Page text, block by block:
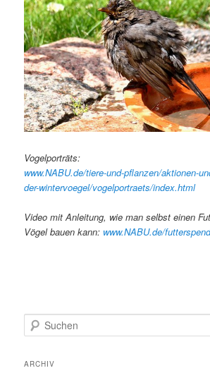
Vogelporträts:
www.NABU.de/tiere-und-pflanzen/aktionen-
der-wintervoegel/vogelportraets/index.html
Video mit Anleitung, wie man selbst einen
Vögel bauen kann: www.NABU.de/
u
h
ARCHIV